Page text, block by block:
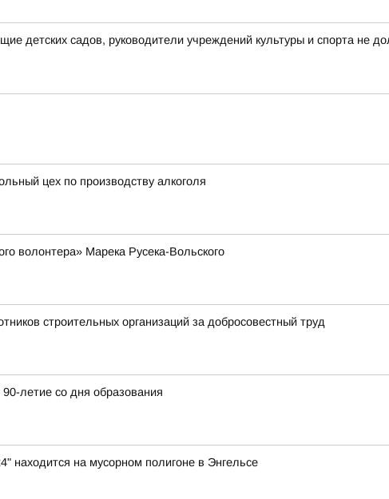
детских садов, руководители учреждений культуры и спорта не
цех по производству алкоголя
волонтера» Марека Русека-Вольского
строительных организаций за добросовестный труд
летие со дня образования
находится на мусорном полигоне в Энгельсе